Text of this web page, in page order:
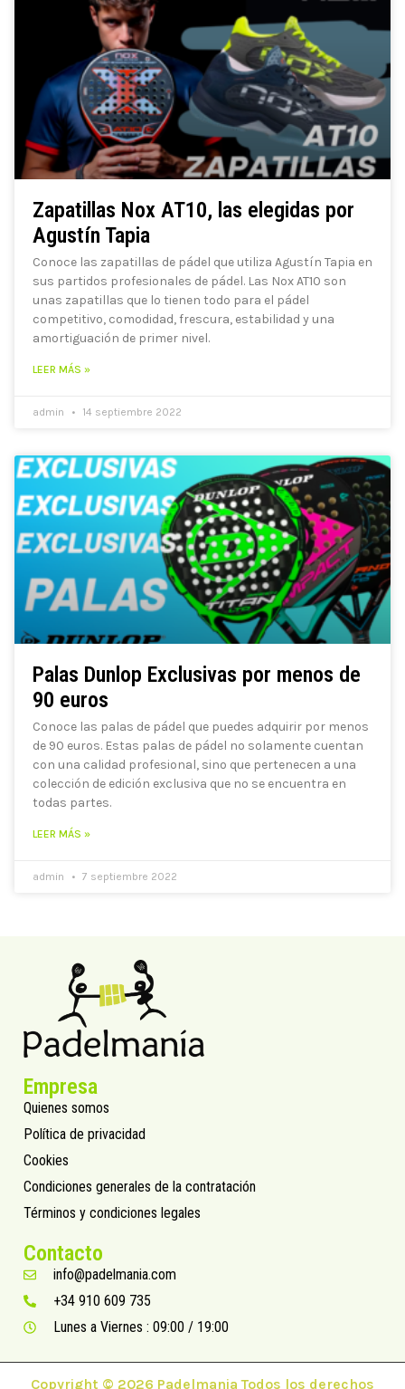
Zapatillas Nox AT10, las elegidas por
Agustín Tapia
Conoce las zapatillas de pádel que utiliza Agustín Tapia en
sus partidos profesionales de pádel. Las Nox AT10 son
unas zapatillas que lo tienen todo para el pádel
competitivo, comodidad, frescura, estabilidad y una
amortiguación de primer nivel.
LEER MÁS »
admin 14 septiembre 2022
Palas Dunlop Exclusivas por menos de
90 euros
Conoce las palas de pádel que puedes adquirir por menos
de 90 euros. Estas palas de pádel no solamente cuentan
con una calidad profesional, sino que pertenecen a una
colección de edición exclusiva que no se encuentra en
todas partes.
LEER MÁS »
admin 7 septiembre 2022
Empresa
Quienes somos
Política de privacidad
Cookies
Condiciones generales de la contratación
Términos y condiciones legales
Contacto
info@padelmania.com
+34 910 609 735
Lunes a Viernes : 09:00 / 19:00
Copyright © 2026 Padelmania Todos los derechos